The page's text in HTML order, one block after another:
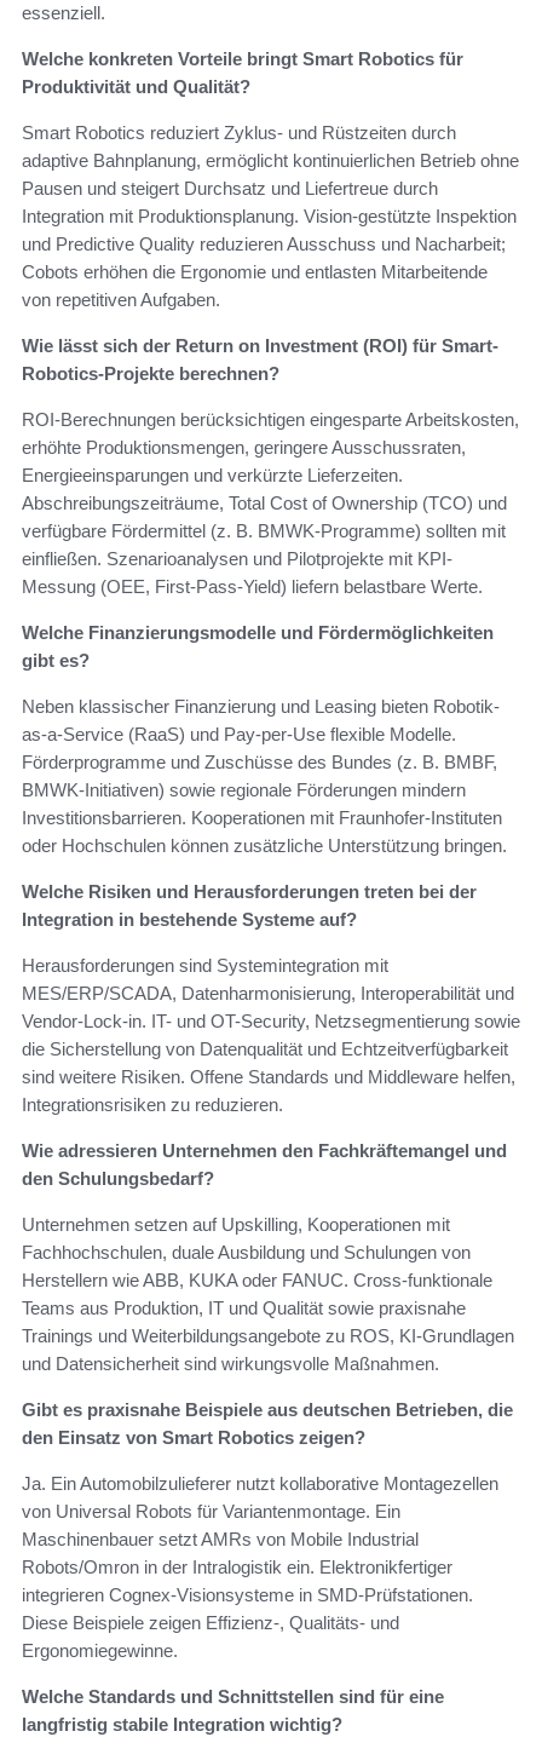
essenziell.
Welche konkreten Vorteile bringt Smart Robotics für
Produktivität und Qualität?
Smart Robotics reduziert Zyklus- und Rüstzeiten durch
adaptive Bahnplanung, ermöglicht kontinuierlichen Betrieb ohne
Pausen und steigert Durchsatz und Liefertreue durch
Integration mit Produktionsplanung. Vision-gestützte Inspektion
und Predictive Quality reduzieren Ausschuss und Nacharbeit;
Cobots erhöhen die Ergonomie und entlasten Mitarbeitende
von repetitiven Aufgaben.
Wie lässt sich der Return on Investment (ROI) für Smart-
Robotics-Projekte berechnen?
ROI-Berechnungen berücksichtigen eingesparte Arbeitskosten,
erhöhte Produktionsmengen, geringere Ausschussraten,
Energieeinsparungen und verkürzte Lieferzeiten.
Abschreibungszeiträume, Total Cost of Ownership (TCO) und
verfügbare Fördermittel (z. B. BMWK-Programme) sollten mit
einfließen. Szenarioanalysen und Pilotprojekte mit KPI-
Messung (OEE, First-Pass-Yield) liefern belastbare Werte.
Welche Finanzierungsmodelle und Fördermöglichkeiten
gibt es?
Neben klassischer Finanzierung und Leasing bieten Robotik-
as-a-Service (RaaS) und Pay-per-Use flexible Modelle.
Förderprogramme und Zuschüsse des Bundes (z. B. BMBF,
BMWK-Initiativen) sowie regionale Förderungen mindern
Investitionsbarrieren. Kooperationen mit Fraunhofer-Instituten
oder Hochschulen können zusätzliche Unterstützung bringen.
Welche Risiken und Herausforderungen treten bei der
Integration in bestehende Systeme auf?
Herausforderungen sind Systemintegration mit
MES/ERP/SCADA, Datenharmonisierung, Interoperabilität und
Vendor-Lock-in. IT- und OT-Security, Netzsegmentierung sowie
die Sicherstellung von Datenqualität und Echtzeitverfügbarkeit
sind weitere Risiken. Offene Standards und Middleware helfen,
Integrationsrisiken zu reduzieren.
Wie adressieren Unternehmen den Fachkräftemangel und
den Schulungsbedarf?
Unternehmen setzen auf Upskilling, Kooperationen mit
Fachhochschulen, duale Ausbildung und Schulungen von
Herstellern wie ABB, KUKA oder FANUC. Cross-funktionale
Teams aus Produktion, IT und Qualität sowie praxisnahe
Trainings und Weiterbildungsangebote zu ROS, KI-Grundlagen
und Datensicherheit sind wirkungsvolle Maßnahmen.
Gibt es praxisnahe Beispiele aus deutschen Betrieben, die
den Einsatz von Smart Robotics zeigen?
Ja. Ein Automobilzulieferer nutzt kollaborative Montagezellen
von Universal Robots für Variantenmontage. Ein
Maschinenbauer setzt AMRs von Mobile Industrial
Robots/Omron in der Intralogistik ein. Elektronikfertiger
integrieren Cognex-Visionsysteme in SMD-Prüfstationen.
Diese Beispiele zeigen Effizienz-, Qualitäts- und
Ergonomiegewinne.
Welche Standards und Schnittstellen sind für eine
langfristig stabile Integration wichtig?